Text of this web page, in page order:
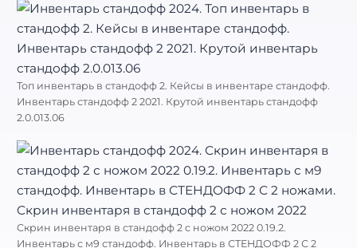
Топ инвентарь в стандофф 2. Кейсы в инвентаре стандофф.
Инвентарь стандофф 2 2021. Крутой инвентарь стандофф
2.0.013.06
Скрин инвентаря в стандофф 2 с ножом 2022 0.19.2.
Инвентарь с м9 стандофф. Инвентарь в СТЕНДОФФ 2 С 2